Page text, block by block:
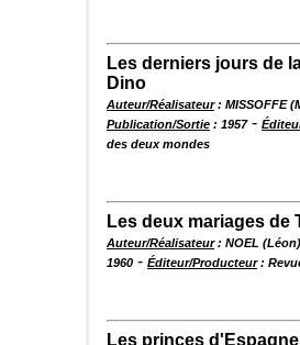
Les derniers jours de
Dino
Auteur/Réalisateur: MISSOFFE
Publication/Sortie : 1957-
des deux mondes
Les deux mariages de
Auteur/Réalisateur: NOEL (Léon)
1960 - Éditeur/Producteur:
Les princes